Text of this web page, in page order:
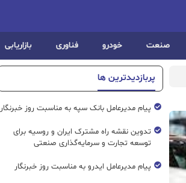
صنعت خودرو فناوری بازاریابی
پربازدیدترین ها
پیام مدیرعامل بانک سپه به مناسبت روز خبرنگار
تدوین نقشه راه مشترک ایران و روسیه برای
توسعه تجارت و سرمایه‌گذاری صنعتی
پیام مدیرعامل ایدرو به مناسبت روز خبرنگار